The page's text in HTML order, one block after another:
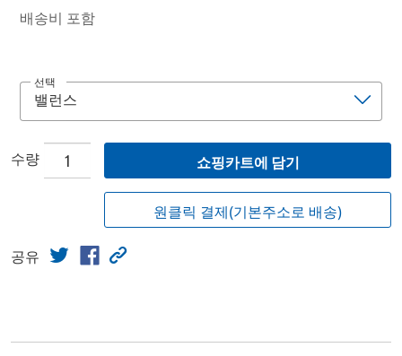
배송비 포함
선택
수량 쇼핑카트에 담기
원클릭 결제(기본주소로 배송)
공유